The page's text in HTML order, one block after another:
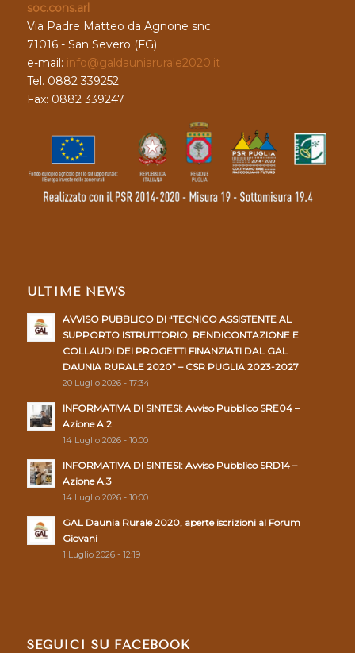
soc.cons.arl
Via Padre Matteo da Agnone snc
71016 - San Severo (FG)
e-mail: info@galdauniarurale2020.it
Tel. 0882 339252
Fax: 0882 339247
ULTIME NEWS
AVVISO PUBBLICO DI “TECNICO ASSISTENTE AL
SUPPORTO ISTRUTTORIO, RENDICONTAZIONE E
COLLAUDI DEI PROGETTI FINANZIATI DAL GAL
DAUNIA RURALE 2020” – CSR PUGLIA 2023-2027
20 Luglio 2026 - 17:34
INFORMATIVA DI SINTESI: Avviso Pubblico SRE04 –
Azione A.2
14 Luglio 2026 - 10:00
INFORMATIVA DI SINTESI: Avviso Pubblico SRD14 –
Azione A.3
14 Luglio 2026 - 10:00
GAL Daunia Rurale 2020, aperte iscrizioni al Forum
Giovani
1 Luglio 2026 - 12:19
SEGUICI SU FACEBOOK